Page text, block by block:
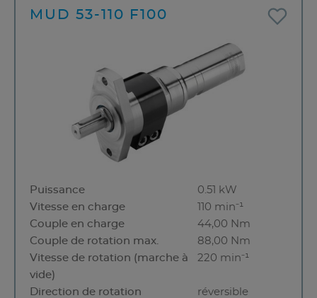
MUD 53-110 F100
Puissance
0.51 kW
Vitesse en charge
110 min⁻¹
Couple en charge
44,00 Nm
Couple de rotation max.
88,00 Nm
Vitesse de rotation (marche à
vide)
220 min⁻¹
Direction de rotation
réversible